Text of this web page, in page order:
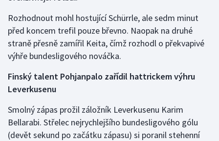
Vodní slalom
Volejbal
Ostatní
Rozhodnout mohl hostující Schürrle, ale sedm minut
před koncem trefil pouze břevno. Naopak na druhé
straně přesně zamířil Keita, čímž rozhodl o překvapivé
výhře bundesligového nováčka.
Finský talent Pohjanpalo zařídil hattrickem výhru
Leverkusenu
Smolný zápas prožil záložník Leverkusenu Karim
Bellarabi. Střelec nejrychlejšího bundesligového gólu
(devět sekund po začátku zápasu) si poranil stehenní